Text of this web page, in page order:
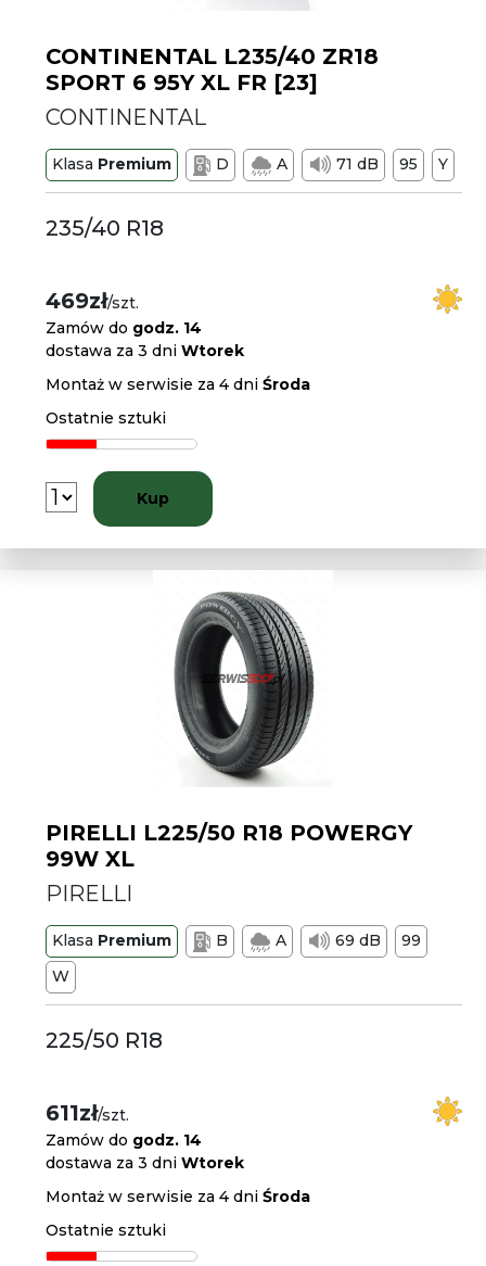
CONTINENTAL L235/40 ZR18
SPORT 6 95Y XL FR [23]
CONTINENTAL
Klasa Premium D A 71 dB 95 Y
235/40 R18
469zł/szt.
Zamów do godz. 14
dostawa za 3 dniWtorek
Montaż w serwisie za 4 dniŚroda
Ostatnie sztuki
Kup
PIRELLI L225/50 R18 POWERGY
99W XL
PIRELLI
Klasa Premium B A 69 dB
99
W
225/50 R18
611zł/szt.
Zamów do godz. 14
dostawa za 3 dniWtorek
Montaż w serwisie za 4 dniŚroda
Ostatnie sztuki